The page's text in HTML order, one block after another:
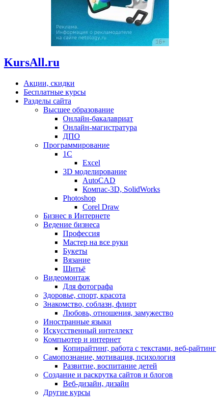
KursAll.ru
Акции, скидки
Бесплатные курсы
Разделы сайта
Высшее образование
Онлайн-бакалавриат
Онлайн-магистратура
ДПО
Программирование
1С
Excel
3D моделирование
AutoCAD
Компас-3D, SolidWorks
Photoshop
Corel Draw
Бизнес в Интернете
Ведение бизнеса
Профессия
Мастер на все руки
Букеты
Вязание
Шитьё
Видеомонтаж
Для фотографа
Здоровье, спорт, красота
Знакомство, соблазн, флирт
Любовь, отношения, замужество
Иностранные языки
Искусственный интеллект
Компьютер и интернет
Копирайтинг, работа с текстами, веб-райтинг
Самопознание, мотивация, психология
Развитие, воспитание детей
Создание и раскрутка сайтов и блогов
Веб-дизайн, дизайн
Другие курсы